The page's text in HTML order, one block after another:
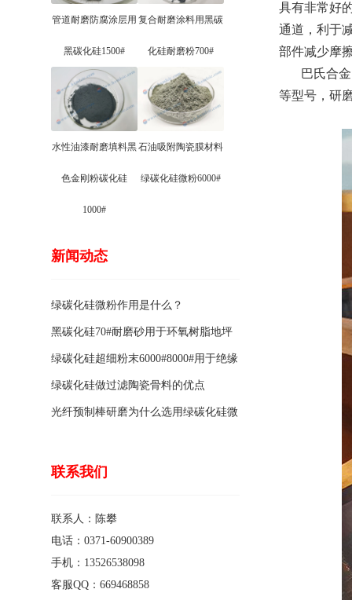
管道耐磨防腐涂层用
黑碳化硅1500#
复合耐磨涂料用黑碳
化硅耐磨粉700#
水性油漆耐磨填料黑
色金刚粉碳化硅
1000#
石油吸附陶瓷膜材料
绿碳化硅微粉6000#
新闻动态
绿碳化硅微粉作用是什么？
黑碳化硅70#耐磨砂用于环氧树脂地坪
骨料的特点有哪些？
绿碳化硅超细粉末6000#8000#用于绝缘
涂料的优点
绿碳化硅做过滤陶瓷骨料的优点
光纤预制棒研磨为什么选用绿碳化硅微
联系我们
联系人：陈攀
电话：0371-60900389
手机：13526538098
客服QQ：669468858
具有非常好
通道，利于
部件减少摩
巴氏合金的
等型号，研